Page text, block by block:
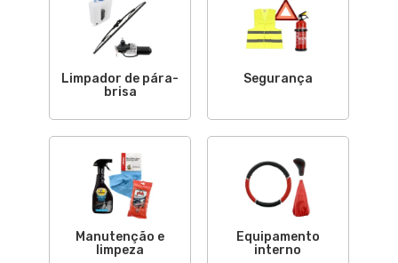
Limpador de pára-
brisa
Segurança
Manutenção e
limpeza
Equipamento
interno